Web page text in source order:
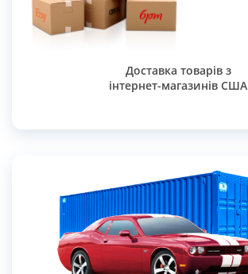
Доставка товарів з
інтернет-магазинів США